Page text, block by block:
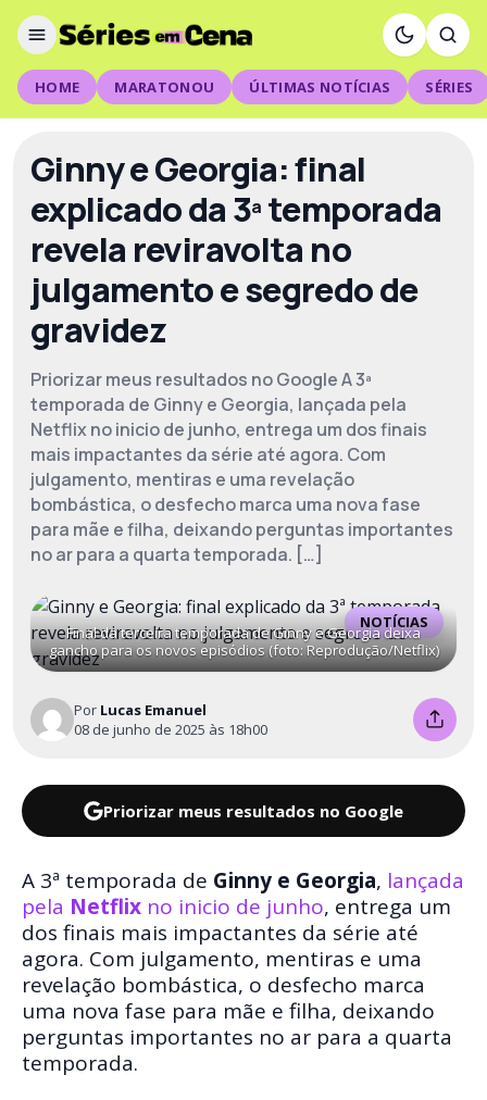
HOME MARATONOU ÚLTIMAS NOTÍCIAS SÉRIES
Ginny e Georgia: final
explicado da 3ª temporada
revela reviravolta no
julgamento e segredo de
gravidez
Priorizar meus resultados no Google A 3ª
temporada de Ginny e Georgia, lançada pela
Netflix no inicio de junho, entrega um dos finais
mais impactantes da série até agora. Com
julgamento, mentiras e uma revelação
bombástica, o desfecho marca uma nova fase
para mãe e filha, deixando perguntas importantes
no ar para a quarta temporada. […]
NOTÍCIAS
Final da terceira temporada de Ginny e Georgia deixa
gancho para os novos episódios (foto: Reprodução/Netflix)
Por Lucas Emanuel
08 de junho de 2025 às 18h00
Priorizar meus resultados no Google
A 3ª temporada de Ginny e Georgia, lançada
pela Netflix no inicio de junho, entrega um
dos finais mais impactantes da série até
agora. Com julgamento, mentiras e uma
revelação bombástica, o desfecho marca
uma nova fase para mãe e filha, deixando
perguntas importantes no ar para a quarta
temporada.